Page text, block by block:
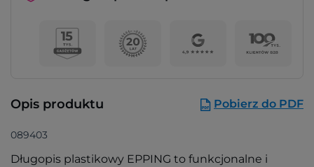
Opis produktu Pobierz do PDF
089403
Długopis plastikowy EPPING to funkcjonalne i